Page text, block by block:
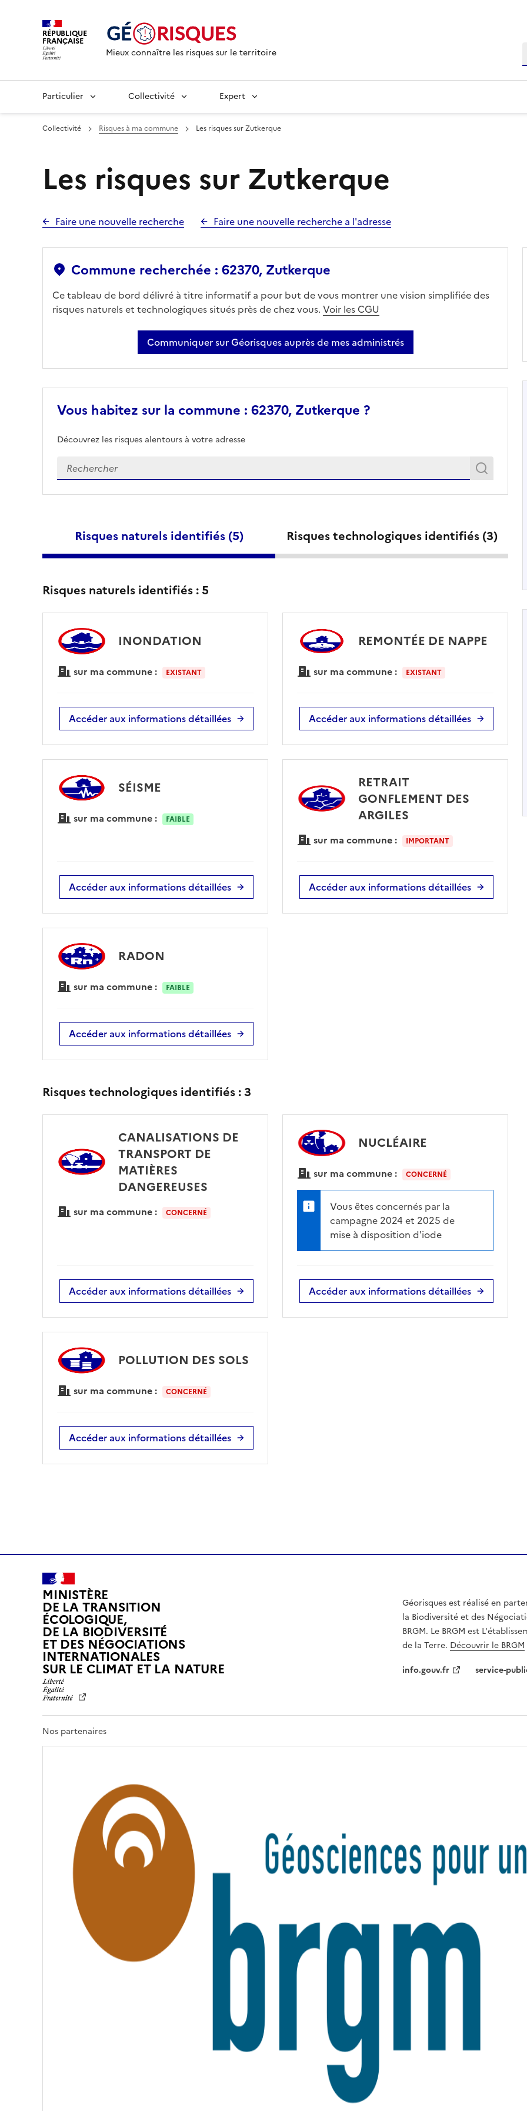
RÉPUBLIQUE
FRANÇAISE
Mieux connaître les risques sur le territoire
Particulier Collectivité Expert
Collectivité Risques à ma commune Les risques sur Zutkerque
Les risques sur Zutkerque
Faire une nouvelle recherche Faire une nouvelle recherche a l'adresse
Commune recherchée : 62370, Zutkerque
Ce tableau de bord délivré à titre informatif a pour but de vous montrer une vision simplifiée des
risques naturels et technologiques situés près de chez vous. Voir les CGU
Communiquer sur Géorisques auprès de mes administrés
Vous habitez sur la commune : 62370, Zutkerque ?
Découvrez les risques alentours à votre adresse
Veuillez renseigner votre adresse exacte
Recherche
Risques naturels identifiés (5) Risques technologiques identifiés (3)
Risques naturels identifiés :5
INONDATION
sur ma commune : EXISTANT
Accéder aux informations détaillées
REMONTÉE DE NAPPE
sur ma commune : EXISTANT
Accéder aux informations détaillées
SÉISME
sur ma commune : FAIBLE
Accéder aux informations détaillées
RETRAIT
GONFLEMENT DES
ARGILES
sur ma commune : IMPORTANT
Accéder aux informations détaillées
RADON
sur ma commune : FAIBLE
Accéder aux informations détaillées
Risques technologiques identifiés :3
CANALISATIONS DE
TRANSPORT DE
MATIÈRES
DANGEREUSES
sur ma commune : CONCERNÉ
Accéder aux informations détaillées
NUCLÉAIRE
sur ma commune : CONCERNÉ
Vous êtes concernés par la
campagne 2024 et 2025 de
mise à disposition d'iode
Accéder aux informations détaillées
POLLUTION DES SOLS
sur ma commune : CONCERNÉ
Accéder aux informations détaillées
MINISTÈRE
DE LA TRANSITION
ÉCOLOGIQUE,
DE LA BIODIVERSITÉ
ET DES NÉGOCIATIONS
INTERNATIONALES
SUR LE CLIMAT ET LA NATUREL
R
É
R
R
N
T
Géorisques est réalisé en
la Biodiversité et des
BRGM. Le BRGM est
de la Terre. Découvrir le BRGM
info.gouv.fr
service-
Nos partenaires